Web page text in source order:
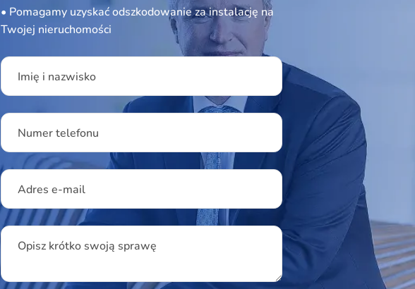
• Pomagamy uzyskać odszkodowanie za instalację na
Twojej nieruchomości
Please leave this field empty.
Imię i nazwisko
Numer telefonu
Adres e-mail
Opisz krótko swoją sprawę